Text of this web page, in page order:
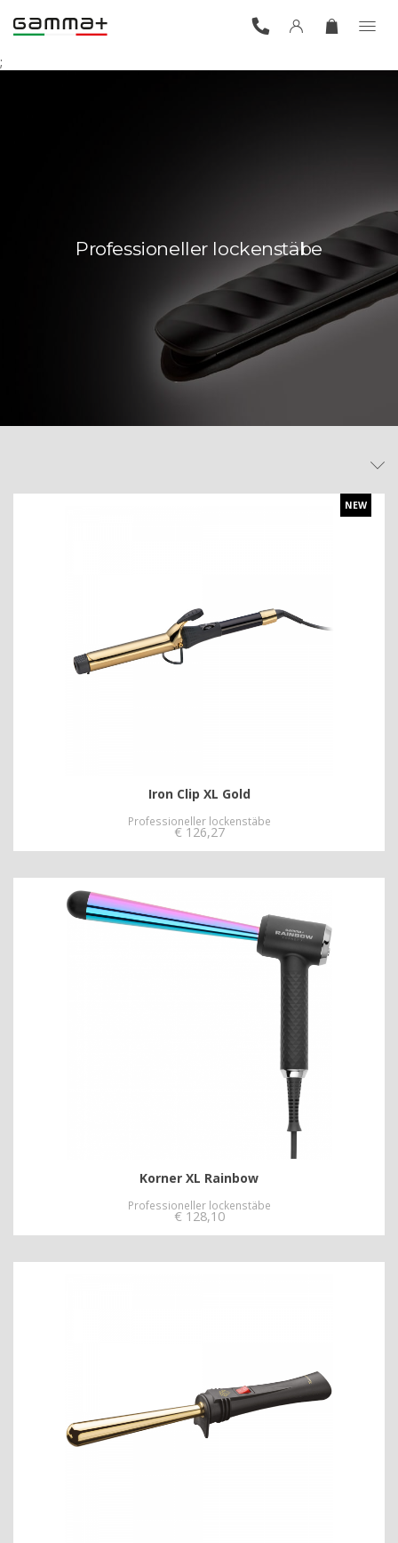
;
Professioneller lockenstäbe
NEW
Iron Clip XL Gold
Professioneller lockenstäbe
€ 126,27
Korner XL Rainbow
Professioneller lockenstäbe
€ 128,10